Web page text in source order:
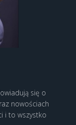
się o
nowościach
i to wszystko